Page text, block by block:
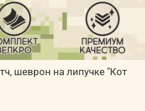
шеврон на липучке "Кот